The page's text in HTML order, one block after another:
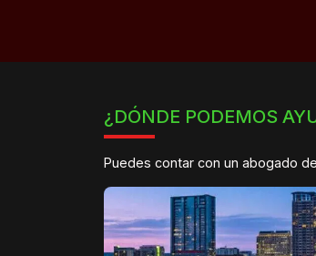
¿DÓNDE PODEMOS
Puedes contar con un abogado